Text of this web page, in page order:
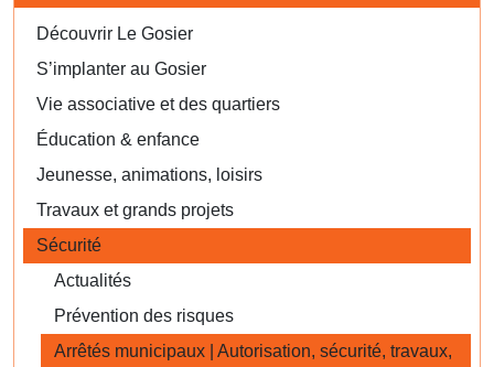
Découvrir Le Gosier
S’implanter au Gosier
Vie associative et des quartiers
Éducation & enfance
Jeunesse, animations, loisirs
Travaux et grands projets
Sécurité
Actualités
Prévention des risques
Arrêtés municipaux | Autorisation, sécurité, travaux,